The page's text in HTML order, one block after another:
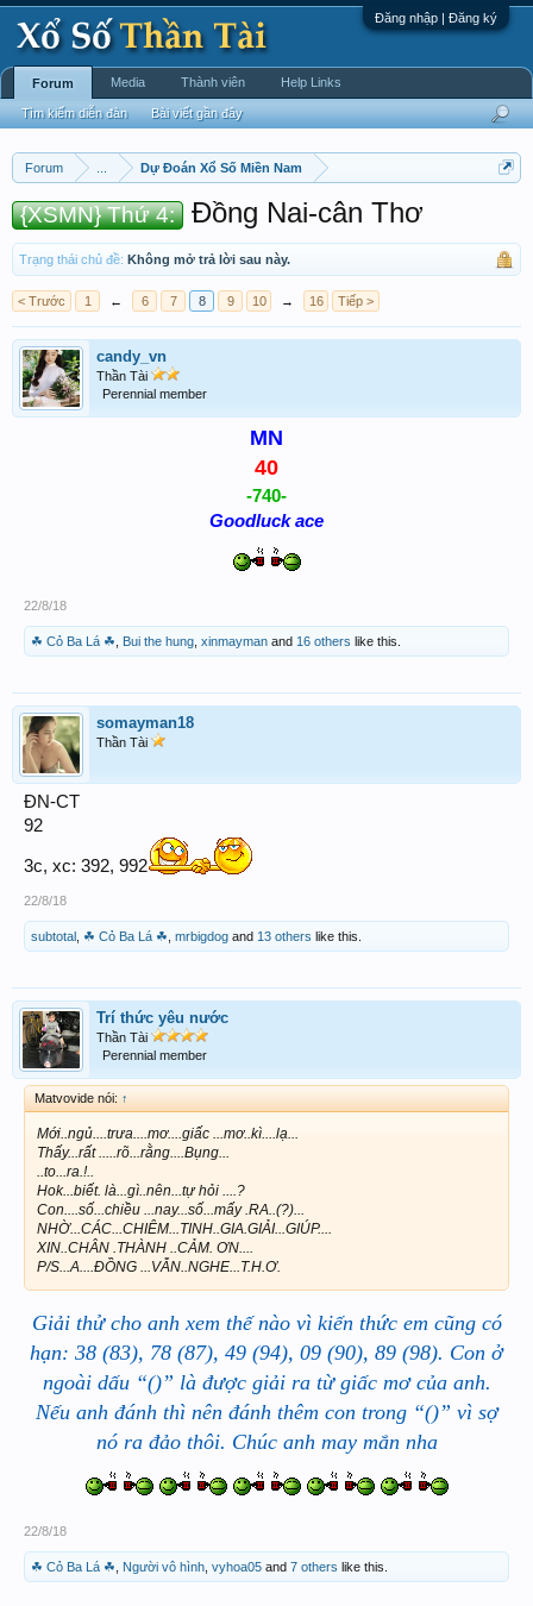
Đăng nhập | Đăng ký
Forum Dự Đoán Xổ Số Miền Nam
{XSMN} Thứ 4: Đồng Nai-cân Thơ
Trạng thái chủ đề: Không mở trả lời sau này.
< Trước 1 ← 6 7 8 9 10 → 16 Tiếp >
candy_vn
Thần Tài
Perennial member
MN
40
-740-
Goodluck ace
22/8/18
☘ Cỏ Ba Lá ☘ Bui the hung xinmayman and 16 others like this.
somayman18
Thần Tài
ĐN-CT
92
3c, xc: 392, 992
22/8/18
subtotal ☘ Cỏ Ba Lá ☘ mrbigdog and 13 others like this.
Trí thức yêu nước
Thần Tài
Perennial member
Matvovide nói: ↑
Mới..ngủ....trưa....mơ....giấc ...mơ..kì....lạ...
Thấy...rất .....rõ...rằng....Bụng...
..to...ra.!..
Hok...biết. là...gì..nên...tự hỏi ....?
Con....số...chiều ...nay...số...mấy .RA..(?)...
NHỜ...CÁC...CHIÊM...TINH..GIA.GIẢI...GIÚP....
XIN..CHÂN .THÀNH ..CẢM. ƠN....
P/S...A....ĐỒNG ...VẪN..NGHE...T.H.Ơ.
Giải thử cho anh xem thế nào vì kiến thức em cũng có
hạn: 38 (83), 78 (87), 49 (94), 09 (90), 89 (98). Con ở
ngoài dấu “()” là được giải ra từ giấc mơ của anh.
Nếu anh đánh thì nên đánh thêm con trong “()” vì sợ
nó ra đảo thôi. Chúc anh may mắn nha
22/8/18
☘ Cỏ Ba Lá ☘ Người vô hình vyhoa05 and 7 others like this.
Forum
Tìm kiếm diễn đàn Bài viết gần đây
Media Thành viên Help Links